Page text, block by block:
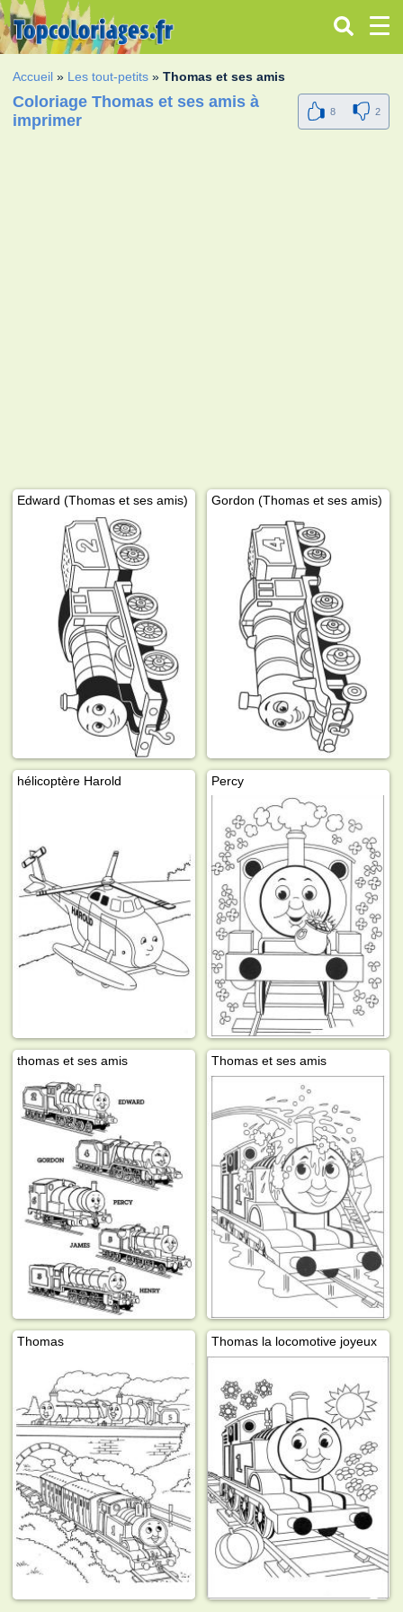
Accueil » Les tout-petits »Thomas et ses amis
Coloriage Thomas et ses amis à
imprimer
8 2
Edward (Thomas et ses amis) Gordon (Thomas et ses amis)
hélicoptère Harold Percy
thomas et ses amis Thomas et ses amis
Thomas Thomas la locomotive joyeux